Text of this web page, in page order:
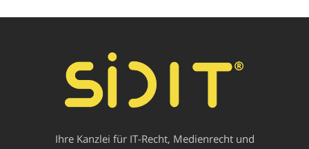
Ihre Kanzlei für IT-Recht, Medienrecht und